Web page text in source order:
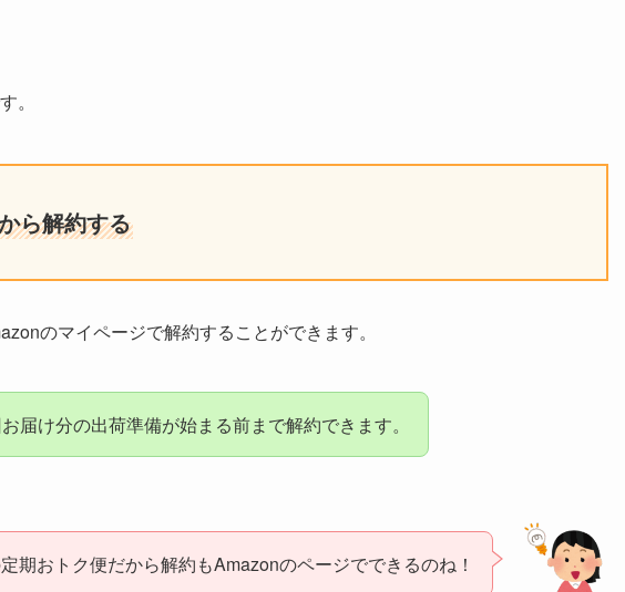
。
ら解約する
のマイページで解約することができます。
届け分の出荷準備が始まる前まで解約できます。
期おトク便だから解約もAmazonのページでできるのね！